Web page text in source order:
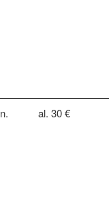
al. 30 €